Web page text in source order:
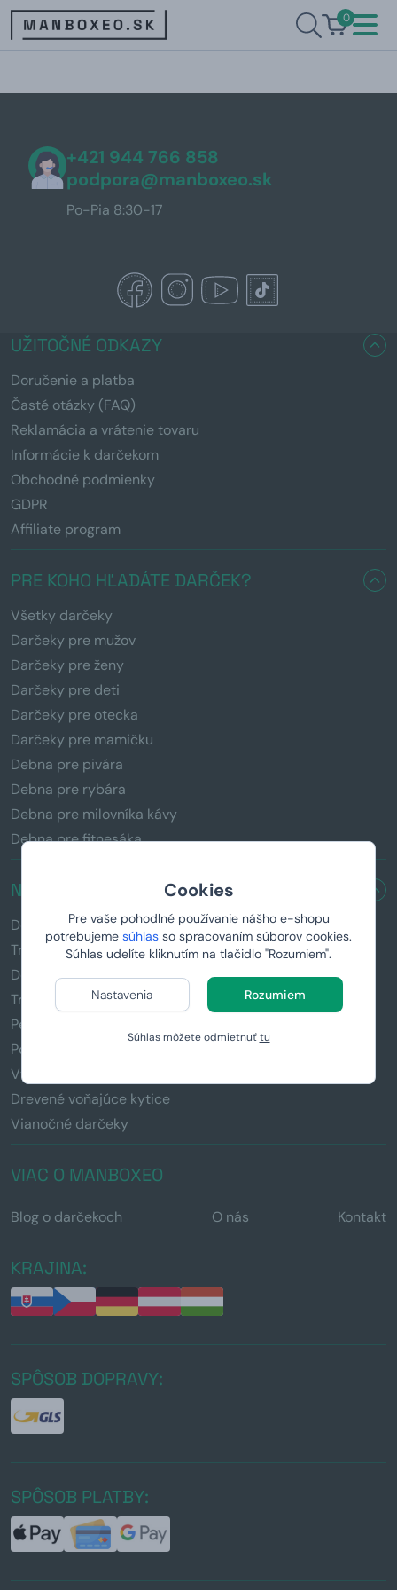
Cookies
Pre vaše pohodlné používanie nášho e-shopu
potrebujeme súhlas so spracovaním súborov cookies.
Súhlas udelíte kliknutím na tlačidlo "Rozumiem".
Nastavenia Rozumiem
Súhlas môžete odmietnuťtu
0
+421 944 766 858
podpora@manboxeo.sk
Po-Pia 8:30-17
UŽITOČNÉ ODKAZY
Doručenie a platba
Časté otázky (FAQ)
Reklamácia a vrátenie tovaru
Informácie k darčekom
Obchodné podmienky
GDPR
Affiliate program
PRE KOHO HĽADÁTE DARČEK?
Všetky darčeky
Darčeky pre mužov
Darčeky pre ženy
Darčeky pre deti
Darčeky pre otecka
Darčeky pre mamičku
Debna pre pivára
Debna pre rybára
Debna pre milovníka kávy
Debna pre fitnesáka
NAŠE PRODUKTY
Debny s páčidlom
Truhlice so zámočkom
Domáci pivovar
Tričká s potlačou
Personalizované darčeky
Pollitre s potlačou
Vychytávky & Gadgety
Drevené voňajúce kytice
Vianočné darčeky
VIAC O MANBOXEO
Blog o darčekoch O nás Kontakt
KRAJINA:
SPÔSOB DOPRAVY:
SPÔSOB PLATBY: